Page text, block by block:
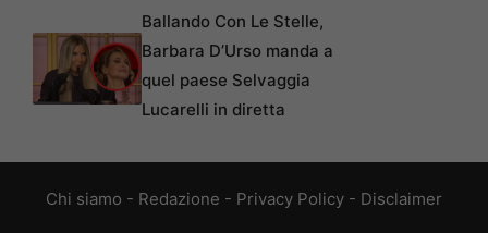
Ballando Con Le Stelle,
Barbara D’Urso manda a
quel paese Selvaggia
Lucarelli in diretta
Chi siamo - Redazione - Privacy Policy - Disclaimer